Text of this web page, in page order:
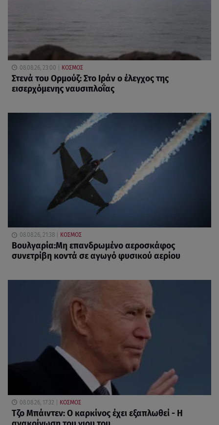
08.08.26, 23:00 ΚΟΣΜΟΣ
Στενά του Ορμούζ: Στο Ιράν ο έλεγχος της
εισερχόμενης ναυσιπλοΐας
08.08.26, 21:38 ΚΟΣΜΟΣ
Βουλγαρία:Μη επανδρωμένο αεροσκάφος
συνετρίβη κοντά σε αγωγό φυσικού αερίου
08.08.26, 17:32 ΚΟΣΜΟΣ
Τζο Μπάιντεν: Ο καρκίνος έχει εξαπλωθεί - Η